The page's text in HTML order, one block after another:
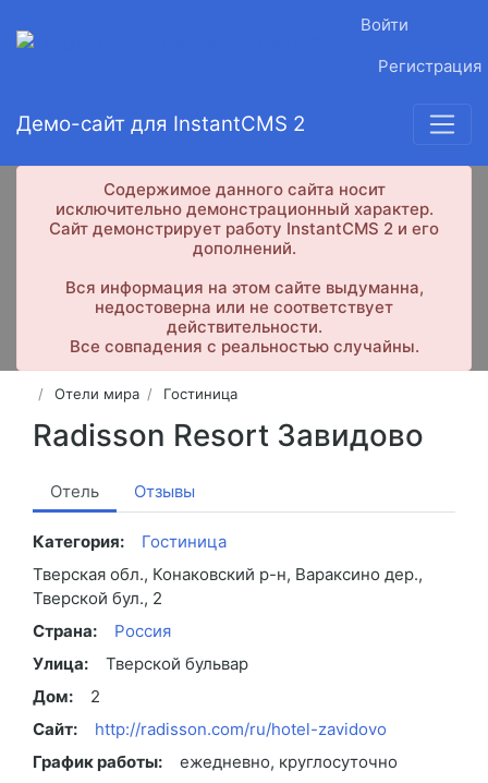
Войти
Регистрация
Демо-сайт для InstantCMS 2
Содержимое данного сайта носит
исключительно демонстрационный характер.
Сайт демонстрирует работу InstantCMS 2 и его
дополнений.
Вся информация на этом сайте выдуманна,
недостоверна или не соответствует
действительности.
Все совпадения с реальностью случайны.
Отели мира Гостиница
Radisson Resort Завидово
Отель Отзывы
Категория:
Гостиница
Тверская обл., Конаковский р-н, Вараксино дер.,
Тверской бул., 2
Страна:
Россия
Улица:
Тверской бульвар
Дом:
2
Сайт:
http://radisson.com/ru/hotel-zavidovo
График работы:
ежедневно, круглосуточно